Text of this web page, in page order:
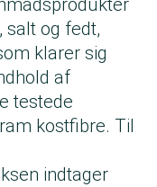
salt og fedt,
klarer sig
af
testede
kostfibre. Til
indtager